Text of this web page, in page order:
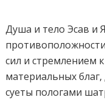
Душа и тело Эсав и
сил и стремлением
материальных
суеты пологами